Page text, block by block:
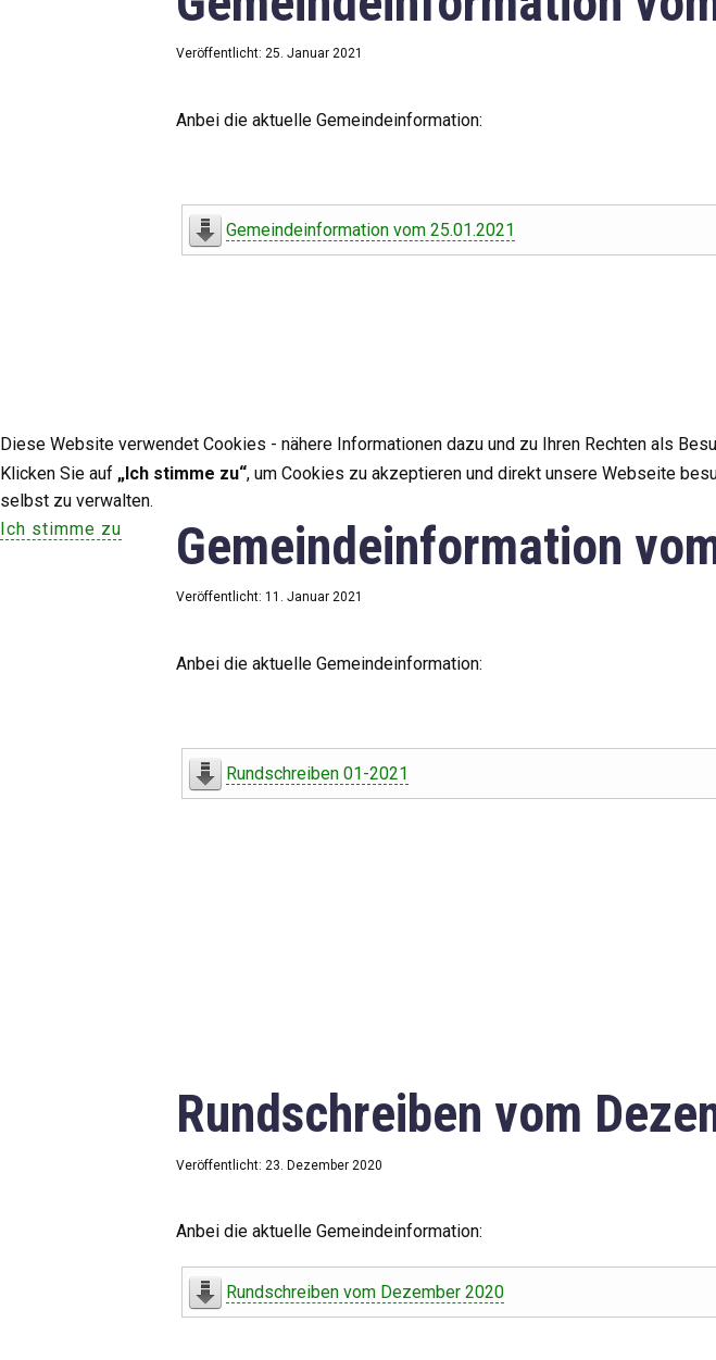
Veröffentlicht: 25. Januar 2021
Anbei die aktuelle Gemeindeinformation:
Gemeindeinformation vom 25.01.2021
Gemeindeinformation
Veröffentlicht: 11. Januar 2021
Anbei die aktuelle Gemeindeinformation:
Rundschreiben 01-2021
Rundschreiben vom
Veröffentlicht: 23. Dezember 2020
Anbei die aktuelle Gemeindeinformation:
Rundschreiben vom Dezember 2020
Diese Website verwendet Cookies - nähere Informationen dazu und zu Ihren Rechten als
Klicken Sie auf „Ich stimme zu“, um Cookies zu akzeptieren und direkt unsere Webseite
selbst zu verwalten.
Ich stimme zu